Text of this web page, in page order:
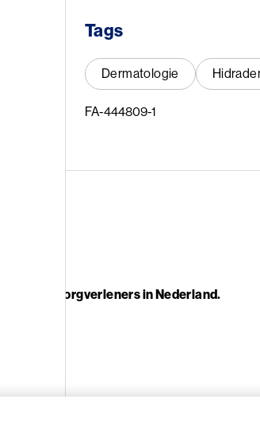
Tags
Dermatologie
FA-444809-1
zorgverleners in Nederland.